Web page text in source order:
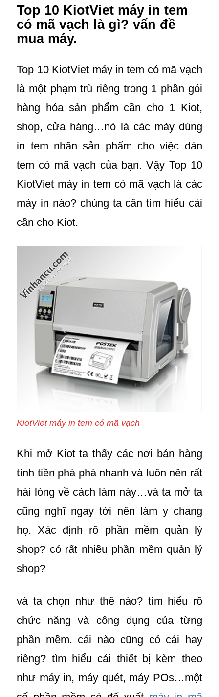
Top 10 KiotViet máy in tem
có mã vạch là gì? vấn đề
mua máy.
Top 10 KiotViet máy in tem có mã vạch
là một phạm trù riêng trong 1 phần gói
hàng hóa sản phẩm cần cho 1 Kiot,
shop, cửa hàng…nó là các máy dùng
in tem nhãn sản phẩm cho việc dán
tem có mã vạch của bạn. Vậy Top 10
KiotViet máy in tem có mã vạch là các
máy in nào? chúng ta cần tìm hiểu cái
cần cho Kiot.
KiotViet máy in tem có mã vạch
Khi mở Kiot ta thấy các nơi bán hàng
tính tiền phà phà nhanh và luôn nên rất
hài lòng về cách làm này…và ta mở ta
cũng nghĩ ngay tới nên làm y chang
họ. Xác định rõ phần mềm quản lý
shop? có rất nhiều phần mềm quản lý
shop?
và ta chọn như thế nào? tìm hiểu rõ
chức năng và công dụng của từng
phần mềm. cái nào cũng có cái hay
riêng? tìm hiểu cái thiết bị kèm theo
như máy in, máy quét, máy POs…một